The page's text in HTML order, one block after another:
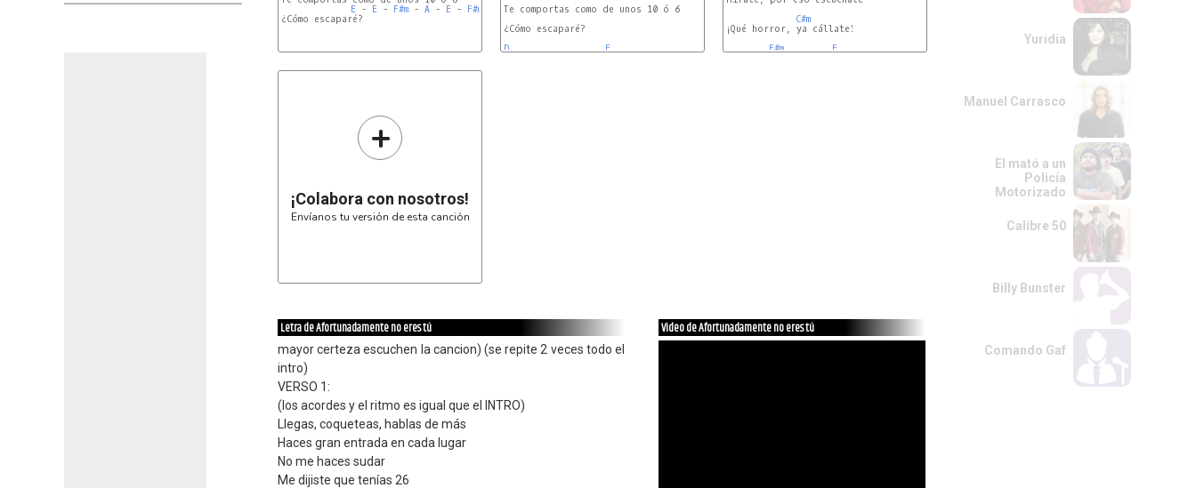
E - E - F#m - A - E - F#m - E
¿Cómo escaparé?
Te comportas como de unos 10 ó 6
¿Cómo escaparé?
D
E
C#m
¡Qué horror, ya cállate!
F#m
E
+
¡Colabora con nosotros!
Envíanos tu versión de esta canción
Letra de Afortunadamente no eres tú
mayor certeza escuchen la cancion) (se repite 2 veces todo el
intro)
VERSO 1:
(los acordes y el ritmo es igual que el INTRO)
Llegas, coqueteas, hablas de más
Haces gran entrada en cada lugar
No me haces sudar
Me dijiste que tenías 26
Video de Afortunadamente no eres tú
Yuridia
Manuel Carrasco
El mató a un
Policía
Motorizado
Calibre 50
Billy Bunster
Comando Gaf